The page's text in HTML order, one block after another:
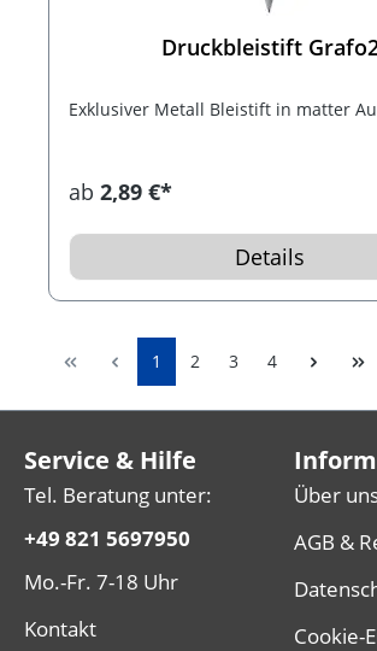
Druckbleistift
Exklusiver Metall Bleistift in matter
ab 2,89 €*
Details
1 2 3 4
Service & Hilfe
Tel. Beratung unter:
+49 821 5697950
Mo.-Fr. 7-18 Uhr
Kontakt
Über
AGB &
Cookie-